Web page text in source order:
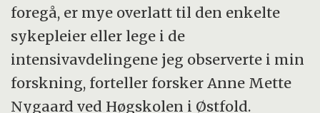
foregå, er mye overlatt til den enkelte
sykepleier eller lege i de
intensivavdelingene jeg observerte i min
forskning, forteller forsker Anne Mette
Nygaard ved Høgskolen i Østfold.